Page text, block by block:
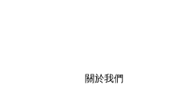
關於我們